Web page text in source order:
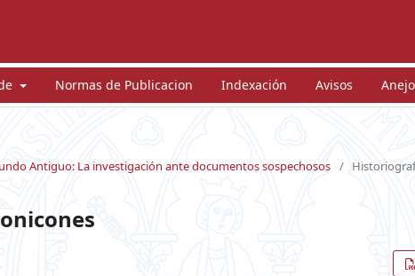
Normas de Publicacion Indexación Avisos
Antiguo: La investigación ante documentos sospechosos /